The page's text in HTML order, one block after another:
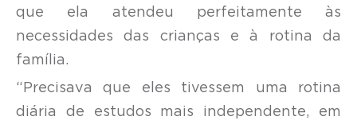
que ela atendeu perfeitamente às
necessidades das crianças e à rotina da
família.
“Precisava que eles tivessem uma rotina
diária de estudos mais independente, em